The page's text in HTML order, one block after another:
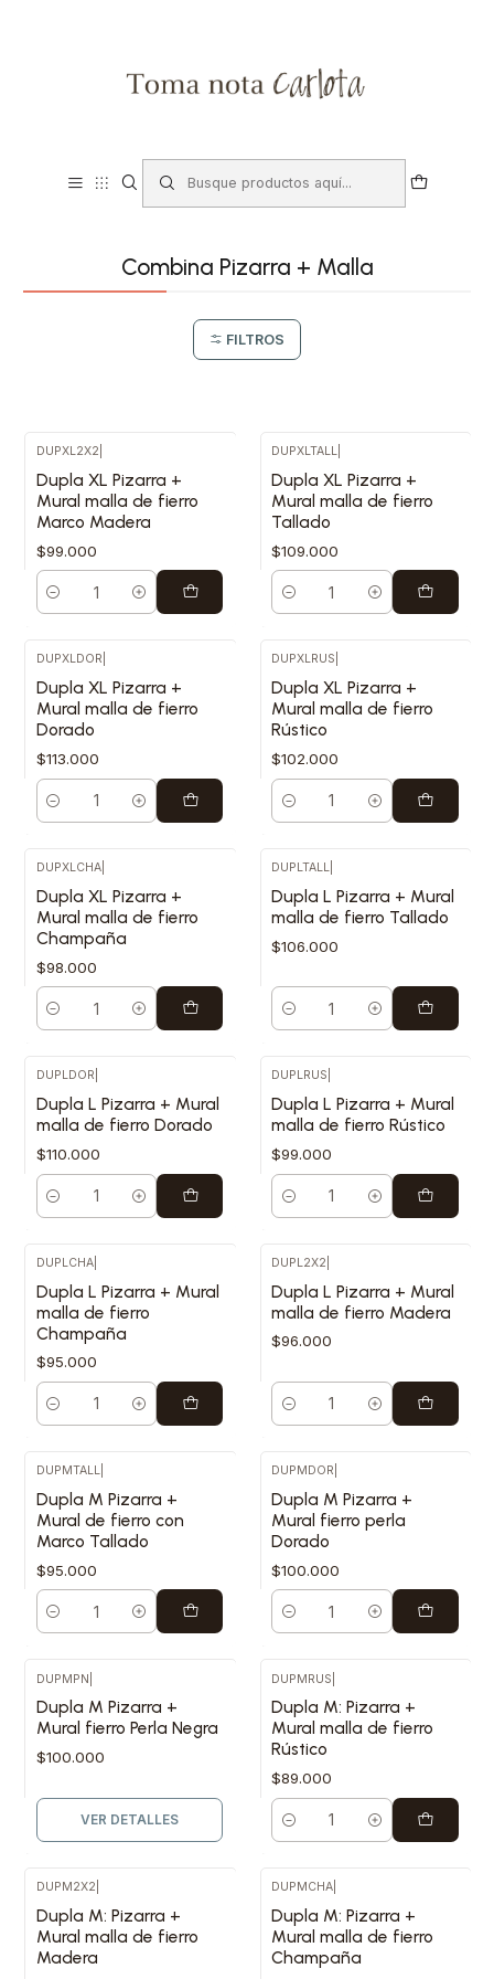
Combina Pizarra + Malla
FILTROS
DUPXL2X2
Dupla XL Pizarra +
Mural malla de fierro
Marco Madera
$99.000
Cantidad
DUPXLTALL
Dupla XL Pizarra +
Mural malla de fierro
Tallado
$109.000
Cantidad
DUPXLDOR
Dupla XL Pizarra +
Mural malla de fierro
Dorado
$113.000
Cantidad
DUPXLRUS
Dupla XL Pizarra +
Mural malla de fierro
Rústico
$102.000
Cantidad
DUPXLCHA|
Dupla XL Pizarra +
Mural malla de fierro
Champaña
$98.000
Cantidad
DUPLTALL
Dupla L Pizarra + Mural
malla de fierro Tallado
$106.000
Cantidad
DUPLDOR
Dupla L Pizarra + Mural
malla de fierro Dorado
$110.000
Cantidad
DUPLRUS
Dupla L Pizarra + Mural
malla de fierro Rústico
$99.000
Cantidad
DUPLCHA|
Dupla L Pizarra + Mural
malla de fierro
Champaña
$95.000
Cantidad
DUPL2X2
Dupla L Pizarra + Mural
malla de fierro Madera
$96.000
Cantidad
DUPMTALL|
Dupla M Pizarra +
Mural de fierro con
Marco Tallado
$95.000
Cantidad
DUPMDOR
Dupla M Pizarra +
Mural fierro perla
Dorado
$100.000
Cantidad
DUPMPN
Dupla M Pizarra +
Mural fierro Perla Negra
$100.000
VER DETALLES
DUPMRUS
Dupla M: Pizarra +
Mural malla de fierro
Rústico
$89.000
Cantidad
DUPM2X2
Dupla M: Pizarra +
Mural malla de fierro
Madera
DUPMCHA
Dupla M: Pizarra +
Mural malla de fierro
Champaña